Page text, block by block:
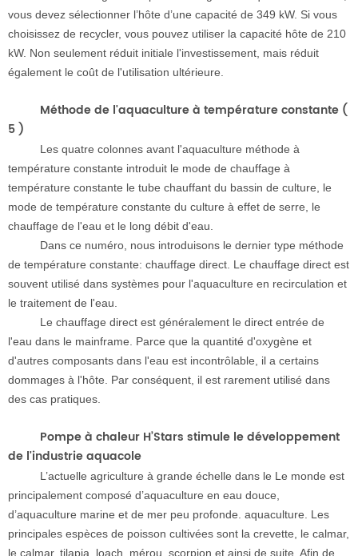
vous devez sélectionner l’hôte d’une capacité de 349 kW. Si vous
choisissez de recycler, vous pouvez utiliser la capacité hôte de 210
kW. Non seulement réduit initiale l'investissement, mais réduit
également le coût de l'utilisation ultérieure.
Méthode de l'aquaculture à température constante (
5 )
Les quatre colonnes avant l'aquaculture méthode à
température constante introduit le mode de chauffage à
température constante le tube chauffant du bassin de culture, le
mode de température constante du culture à effet de serre, le
chauffage de l'eau et le long débit d'eau.
Dans ce numéro, nous introduisons le dernier type méthode
de température constante: chauffage direct. Le chauffage direct est
souvent utilisé dans systèmes pour l'aquaculture en recirculation et
le traitement de l'eau.
Le chauffage direct est généralement le direct entrée de
l'eau dans le mainframe. Parce que la quantité d'oxygène et
d'autres composants dans l'eau est incontrôlable, il a certains
dommages à l'hôte. Par conséquent, il est rarement utilisé dans
des cas pratiques.
Pompe à chaleur H’Stars stimule le développement
de l'industrie aquacole
L’actuelle agriculture à grande échelle dans le Le monde est
principalement composé d’aquaculture en eau douce,
d’aquaculture marine et de mer peu profonde. aquaculture. Les
principales espèces de poisson cultivées sont la crevette, le calmar,
le calmar, tilapia, loach, mérou, scorpion et ainsi de suite. Afin de